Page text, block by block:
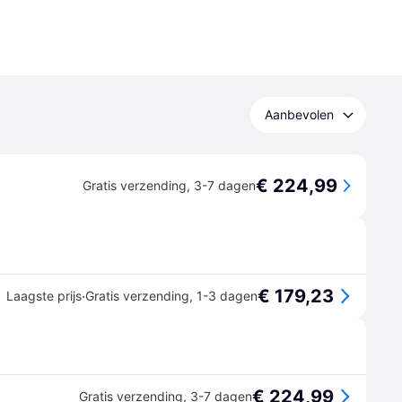
Aanbevolen
Gratis verzending, 3-7 dagen€ 224,99
Laagste prijs·Gratis verzending, 1-3 dagen€ 179,23
Gratis verzending, 3-7 dagen€ 224,99